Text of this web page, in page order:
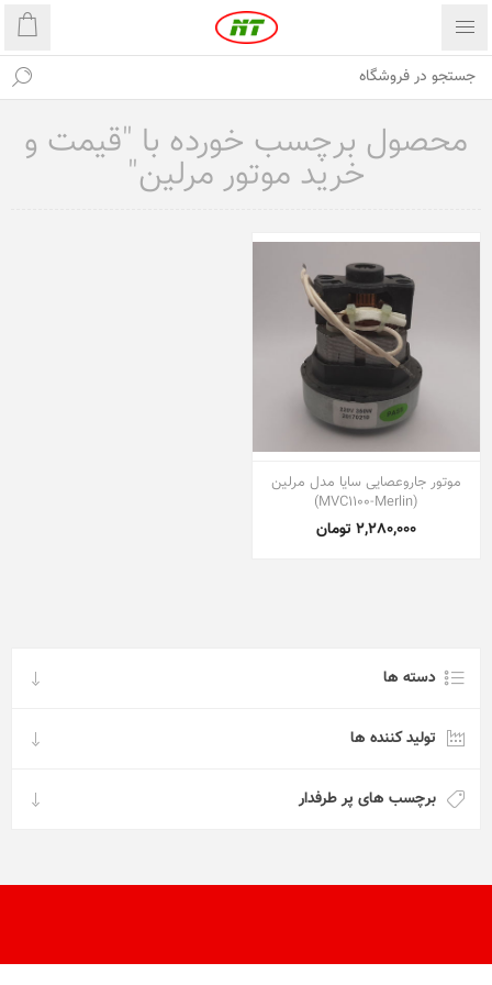
محصول برچسب خورده با "قیمت و
خرید موتور مرلین"
موتور جاروعصایی سایا مدل مرلین
(MVC1100-Merlin)
2,280,000 تومان
دسته ها
تولید کننده ها
برچسب های پر طرفدار